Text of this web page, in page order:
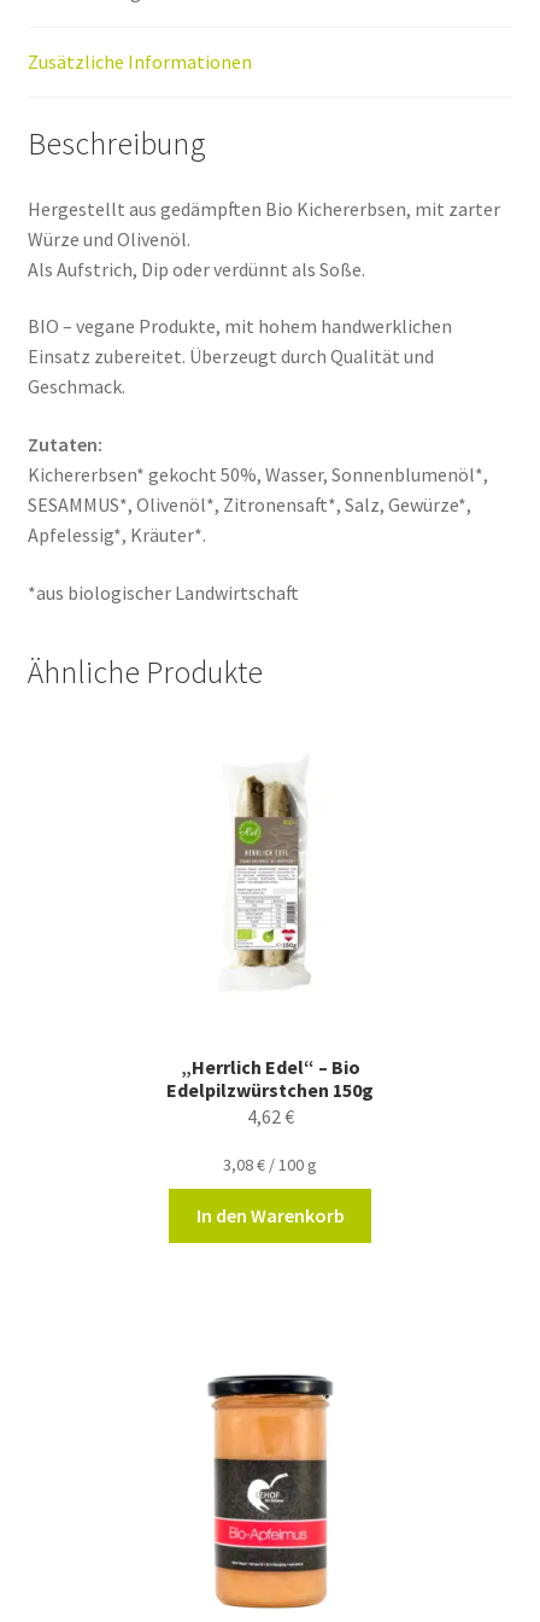
Zusätzliche Informationen
Beschreibung
Hergestellt aus gedämpften Bio Kichererbsen, mit zarter
Würze und Olivenöl.
Als Aufstrich, Dip oder verdünnt als Soße.
BIO – vegane Produkte, mit hohem handwerklichen
Einsatz zubereitet. Überzeugt durch Qualität und
Geschmack.
Zutaten:
Kichererbsen* gekocht 50%, Wasser, Sonnenblumenöl*,
SESAMMUS*, Olivenöl*, Zitronensaft*, Salz, Gewürze*,
Apfelessig*, Kräuter*.
*aus biologischer Landwirtschaft
Ähnliche Produkte
„Herrlich Edel“ – Bio
Edelpilzwürstchen 150g
4,62 €
3,08€ /100g
In den Warenkorb